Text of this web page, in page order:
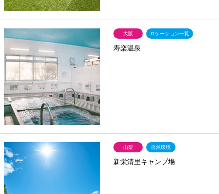
大阪 ロケーション一覧
寿楽温泉
山梨 自然環境
新栄清里キャンプ場